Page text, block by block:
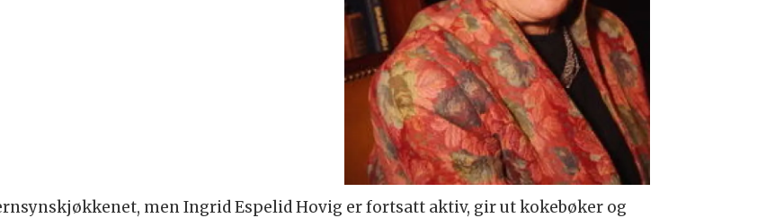
men Ingrid Espelid Hovig er fortsatt aktiv, gir ut kokebøker og